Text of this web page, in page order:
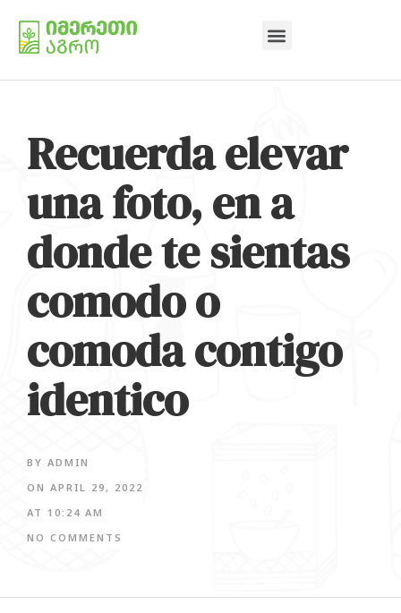
Recuerda elevar
una foto, en a
donde te sientas
comodo o
comoda contigo
identico
BY ADMIN
ON APRIL 29, 2022
AT 10:24 AM
NO COMMENTS